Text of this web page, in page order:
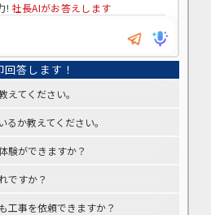
! 社長AIがお答えします
てください。
るか教えてください。
験ができますか？
ですか？
工事を依頼できますか？